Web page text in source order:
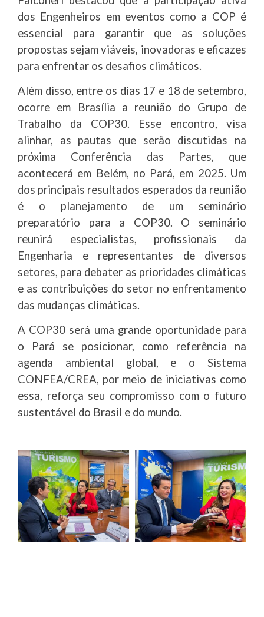
dos Engenheiros em eventos como a COP é
essencial para garantir que as soluções
propostas sejam viáveis, inovadoras e eficazes
para enfrentar os desafios climáticos.
Além disso, entre os dias 17 e 18 de setembro,
ocorre em Brasília a reunião do Grupo de
Trabalho da COP30. Esse encontro, visa
alinhar, as pautas que serão discutidas na
próxima Conferência das Partes, que
acontecerá em Belém, no Pará, em 2025. Um
dos principais resultados esperados da reunião
é o planejamento de um seminário
preparatório para a COP30. O seminário
reunirá especialistas, profissionais da
Engenharia e representantes de diversos
setores, para debater as prioridades climáticas
e as contribuições do setor no enfrentamento
das mudanças climáticas.
A COP30 será uma grande oportunidade para
o Pará se posicionar, como referência na
agenda ambiental global, e o Sistema
CONFEA/CREA, por meio de iniciativas como
essa, reforça seu compromisso com o futuro
sustentável do Brasil e do mundo.